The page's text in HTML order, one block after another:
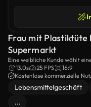
Frau mit Plastiktüte
Supermarkt
Eine weibliche Kunde wählt
Produktbereich des
Moment im Alltag.
13.0s 25 FPS
16:9
Kostenlose kommerzielle
Lebensmittelgeschäft
...